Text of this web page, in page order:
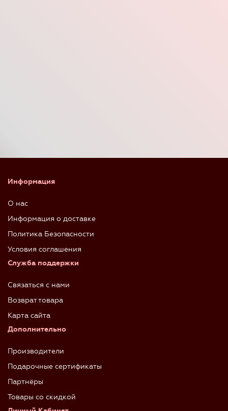
Информация
О нас
Информация о доставке
Политика Безопасности
Условия соглашения
Служба поддержки
Связаться с нами
Возврат товара
Карта сайта
Дополнительно
Производители
Подарочные сертификаты
Партнёры
Товары со скидкой